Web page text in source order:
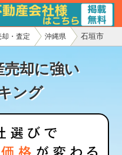
・査定 沖縄県 石垣市
売却に強い
ング
様